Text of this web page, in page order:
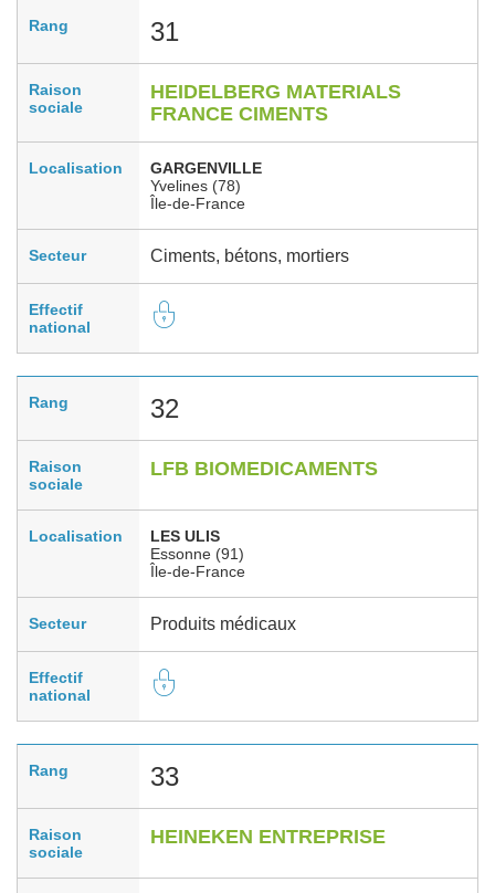
Rang 31
Raison
sociale
HEIDELBERG MATERIALS
FRANCE CIMENTS
Localisation
GARGENVILLE
Yvelines (78)
Île-de-France
Secteur Ciments, bétons, mortiers
Effectif
national
Rang 32
Raison
sociale
LFB BIOMEDICAMENTS
Localisation
LES ULIS
Essonne (91)
Île-de-France
Secteur Produits médicaux
Effectif
national
Rang 33
Raison
sociale
HEINEKEN ENTREPRISE